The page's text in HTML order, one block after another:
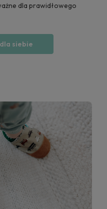
dla prawidłowego
siebie